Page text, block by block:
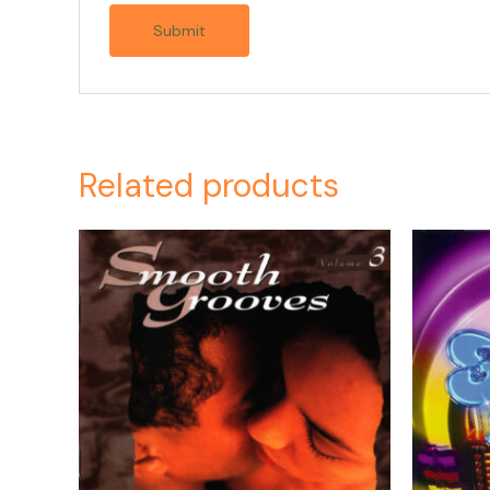
Related products